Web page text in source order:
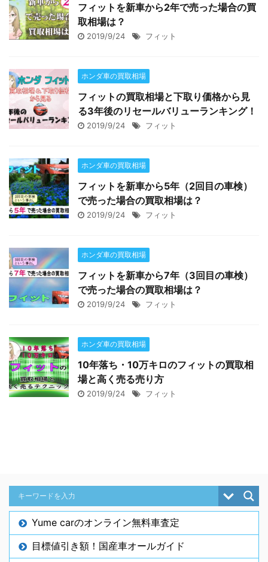
フィットを新車から2年で売った場合の買
取相場は？
2019/9/24 フィット
ホンダ車の買取相場
フィットの買取相場と下取り価格から見
る3年後のリセールバリューランキング！
2019/9/24 フィット
ホンダ車の買取相場
フィットを新車から5年（2回目の車検）
で売った場合の買取相場は？
2019/9/24 フィット
ホンダ車の買取相場
フィットを新車から7年（3回目の車検）
で売った場合の買取相場は？
2019/9/24 フィット
ホンダ車の買取相場
10年落ち・10万キロのフィットの買取相
場と高く売る売り方
2019/9/24 フィット
Yume carのオンライン無料車査定
目標値引き額！国産車オールガイド